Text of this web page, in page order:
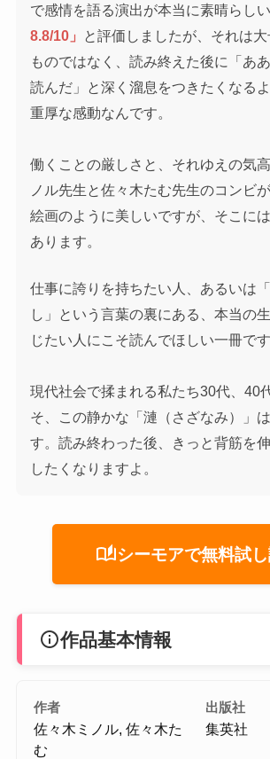
で感情を語る演出が本当に素晴らしい
8.8/10」
と評価しましたが、それは
ものではなく、読み終えた後に「あ
読んだ」と深く溜息をつきたくなる
重厚な感動なんです。
働くことの厳しさと、それゆえの気
ノル先生と佐々木たむ先生のコンビ
絵画のように美しいですが、そこに
あります。
仕事に誇りを持ちたい人、あるいは
し」という言葉の裏にある、本当の
じたい人にこそ読んでほしい一冊です
現代社会で揉まれる私たち30代、40
そ、この静かな「漣（さざなみ）」
す。読み終わった後、きっと背筋を
したくなりますよ。
auto_storiesシーモアで無料試
info作品基本情報
作者
佐々木ミノル, 佐々木た
む
出版社
集英社